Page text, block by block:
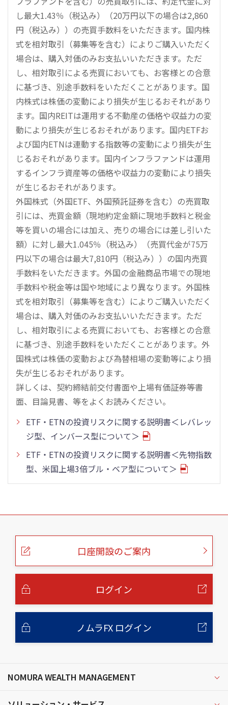
し最大1.43％（税込み）（20万円以下の場合は2,860
円（税込み））の売買手数料をいただきます。国内株
式を相対取引（募集等を含む）によりご購入いただく
場合は、購入対価のみお支払いいただきます。ただ
し、相対取引による売買においても、お客様との合意
に基づき、別途手数料をいただくことがあります。国
内株式は株価の変動により損失が生じるおそれがあり
ます。国内REITは運用する不動産の価格や収益力の変
動により損失が生じるおそれがあります。国内ETFお
よび国内ETNは連動する指数等の変動により損失が生
じるおそれがあります。国内インフラファンドは運用
するインフラ資産等の価格や収益力の変動により損失
が生じるおそれがあります。
外国株式（外国ETF、外国預託証券を含む）の売買取
引には、売買金額（現地約定金額に現地手数料と税金
等を買いの場合には加え、売りの場合には差し引いた
額）に対し最大1.045％（税込み）（売買代金が75万
円以下の場合は最大7,810円（税込み））の国内売買
手数料をいただきます。外国の金融商品市場での現地
手数料や税金等は国や地域により異なります。外国株
式を相対取引（募集等を含む）によりご購入いただく
場合は、購入対価のみお支払いいただきます。ただ
し、相対取引による売買においても、お客様との合意
に基づき、別途手数料をいただくことがあります。外
国株式は株価の変動および為替相場の変動等により損
失が生じるおそれがあります。
詳しくは、契約締結前交付書面や上場有価証券等書
面、目論見書、等をよくお読みください。
ETF・ETNの投資リスクに関する説明書＜レバレッ
ジ型、インバース型について＞
ETF・ETNの投資リスクに関する説明書＜先物指数
型、米国上場3倍ブル・ベア型について＞
こ
口座開設のご案内
ログイン
ノムラFX ログイン
NOMURA WEALTH MANAGEMENT